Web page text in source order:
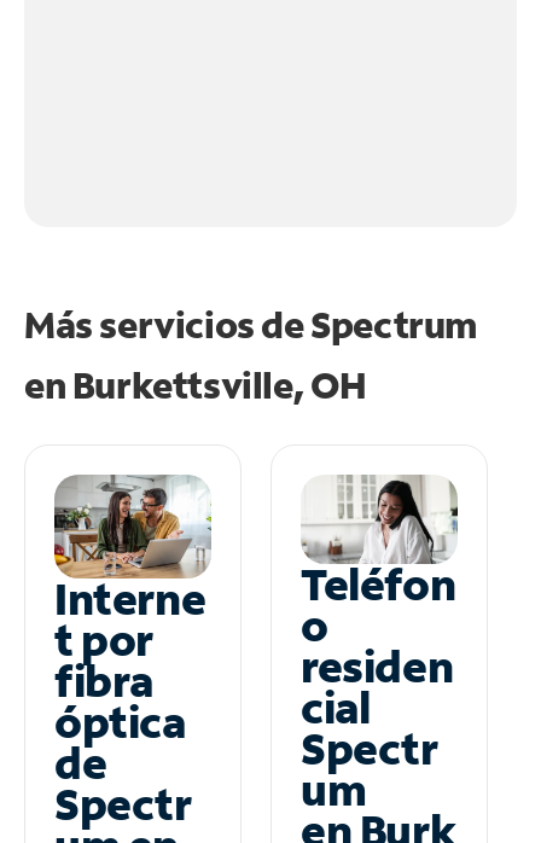
Más servicios de Spectrum
en Burkettsville, OH
Interne
t por
fibra
óptica
de
Spectr
Teléfon
o
residen
cial
Spectr
um
en Burk